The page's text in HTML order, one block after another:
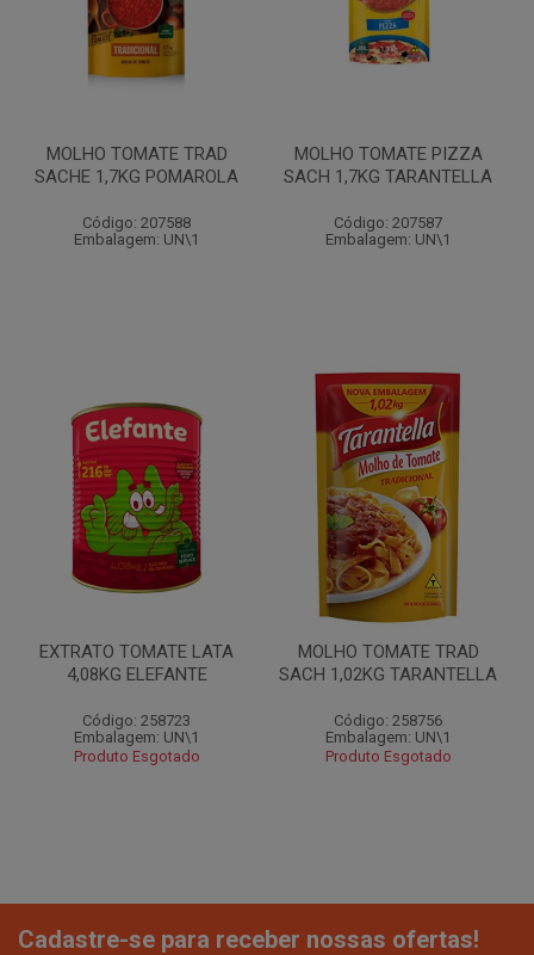
MOLHO TOMATE TRAD
SACHE 1,7KG POMAROLA
Código: 207588
Embalagem: UN\1
MOLHO TOMATE PIZZA
SACH 1,7KG TARANTELLA
Código: 207587
Embalagem: UN\1
EXTRATO TOMATE LATA
4,08KG ELEFANTE
Código: 258723
Embalagem: UN\1
Produto Esgotado
MOLHO TOMATE TRAD
SACH 1,02KG TARANTELLA
Código: 258756
Embalagem: UN\1
Produto Esgotado
Cadastre-se para receber nossas ofertas!